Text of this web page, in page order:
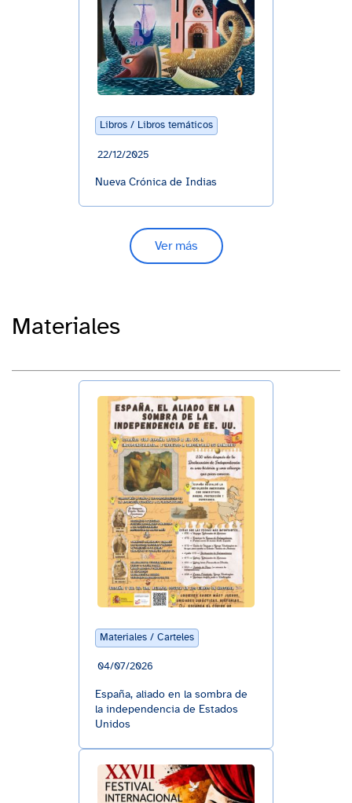
Libros / Libros temáticos
22/12/2025
Nueva Crónica de Indias
Ver más
Materiales
Materiales / Carteles
04/07/2026
España, aliado en la sombra de
la independencia de Estados
Unidos